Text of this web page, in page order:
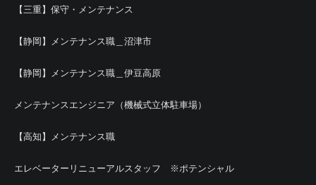
【三重】保守・メンテナンス
【静岡】メンテナンス職＿沼津市
【静岡】メンテナンス職＿伊豆高原
メンテナンスエンジニア（機械式立体駐車場）
【高知】メンテナンス職
エレベーターリニューアルスタッフ ※ポテンシャル